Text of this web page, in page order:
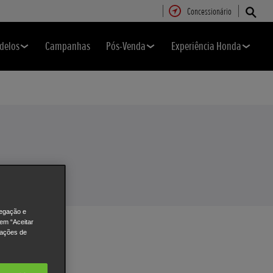
Concessionário
Campanhas Pós-Venda Experiência Honda
e
“Aceitar
de